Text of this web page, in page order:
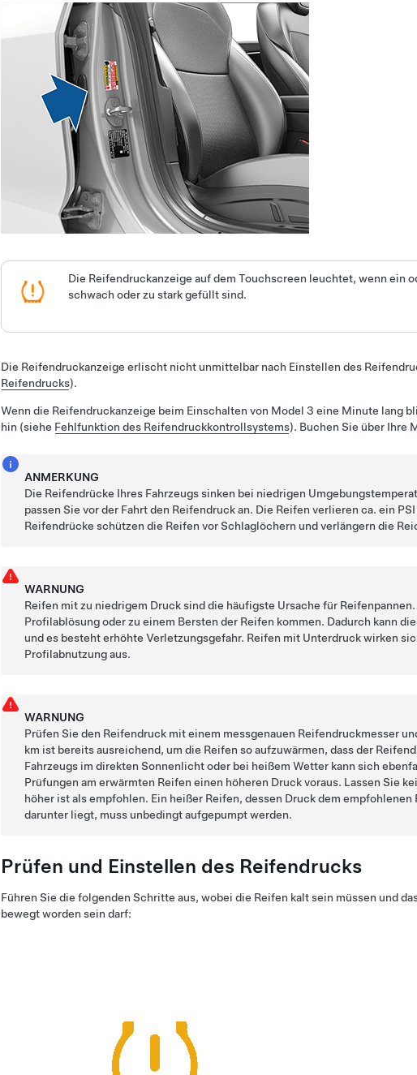
Die Reifendruckanzeige aufdem Touchscreen leuchtet, wenn ein
schwach oder zu starkgefüllt sind.
Die Reifendruckanzeige erlischt nicht unmittelbar nach Einstellen des
Reifendrucks).
Wenn die Reifendruckanzeige beim Einschalten von Model 3 eine Minute lang
hin (siehe Fehlfunktion des Reifendruckkontrollsystems). Buchen Sie über Ihre
ANMERKUNG
Die Reifendrücke Ihres Fahrzeugs sinken bei niedrigen
passen Sie vor der Fahrt den Reifendruck an. Die Reifen verlieren ca. ein
Reifendrücke schützen die Reifen vor Schlaglöchern und verlängern die
WARNUNG
Reifen mit zu niedrigem Druck sind die häufigste Ursache für
Profilablösung oder zu einem Bersten der Reifen kommen. Dadurch kann
und es besteht erhöhte Verletzungsgefahr. Reifen mit Unterdruck wirken
Profilabnutzung aus.
WARNUNG
Prüfen Sie den Reifendruck mit einem messgenauen Reifendruckmesser
km ist bereits ausreichend, um die Reifen so aufzuwärmen, dass der
Fahrzeugs im direkten Sonnenlicht oder bei heißem Wetter kann sich
Prüfungen am erwärmten Reifen einen höheren Druck voraus. Lassen Sie
höher ist als empfohlen. Ein heißer Reifen, dessen Druck dem
darunter liegt, muss unbedingt aufgepumpt werden.
Prüfen und Einstellen des Reifendrucks
Führen Sie die folgenden Schritte aus, wobei die Reifen kalt sein müssen und
bewegt worden sein darf: